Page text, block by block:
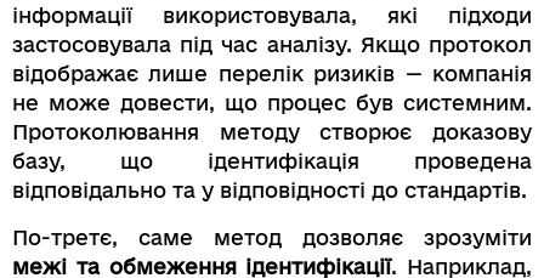
інформації використовувала, які підходи
застосовувала під час аналізу. Якщо протокол
відображає лише перелік ризиків — компанія
не може довести, що процес був системним.
Протоколювання методу створює доказову
базу, що ідентифікація проведена
відповідально та у відповідності до стандартів.
По-третє, саме метод дозволяє зрозуміти
межі та обмеження ідентифікації. Наприклад,